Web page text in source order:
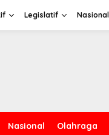
Legislatif Nasional
Nasional Olahraga